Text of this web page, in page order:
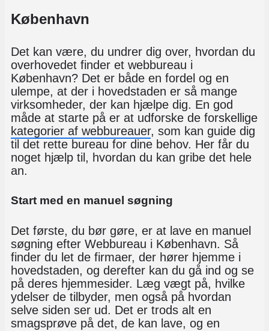
København
Det kan være, du undrer dig over, hvordan du
overhovedet finder et webbureau i
København? Det er både en fordel og en
ulempe, at der i hovedstaden er så mange
virksomheder, der kan hjælpe dig. En god
måde at starte på er at udforske de forskellige
kategorier af webbureauer, som kan guide dig
til det rette bureau for dine behov. Her får du
noget hjælp til, hvordan du kan gribe det hele
an.
Start med en manuel søgning
Det første, du bør gøre, er at lave en manuel
søgning efter Webbureau i København. Så
finder du let de firmaer, der hører hjemme i
hovedstaden, og derefter kan du gå ind og se
på deres hjemmesider. Læg vægt på, hvilke
ydelser de tilbyder, men også på hvordan
selve siden ser ud. Det er trods alt en
smagsprøve på det, de kan lave, og en